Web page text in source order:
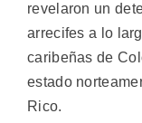
revelaron un
arrecifes a lo
caribeñas de
estado
Rico.